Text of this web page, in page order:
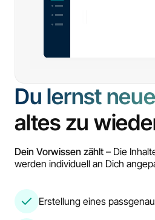
Du lernst
altes zu
Dein Vorwissen zählt – Die
werden individuell an Dich
Erstellung eines